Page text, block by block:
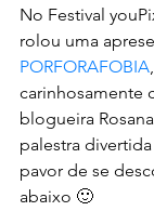
No Festival
rolou uma
PORFORAFOBIA
carinhosamente
blogueira
palestra
pavor de se
abaixo 🙂